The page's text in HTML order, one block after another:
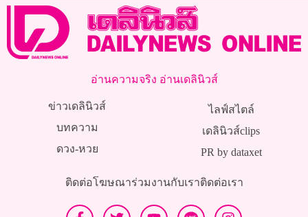
อ่านความจริง อ่านเดลินิวส์
ข่าวเดลินิวส์
บทความ
ดวง-หวย
ไลฟ์สไตล์
เดลินิวส์clips
PR by dataxet
ติดต่อโฆษณาร่วมงานกับเราติดต่อเรา